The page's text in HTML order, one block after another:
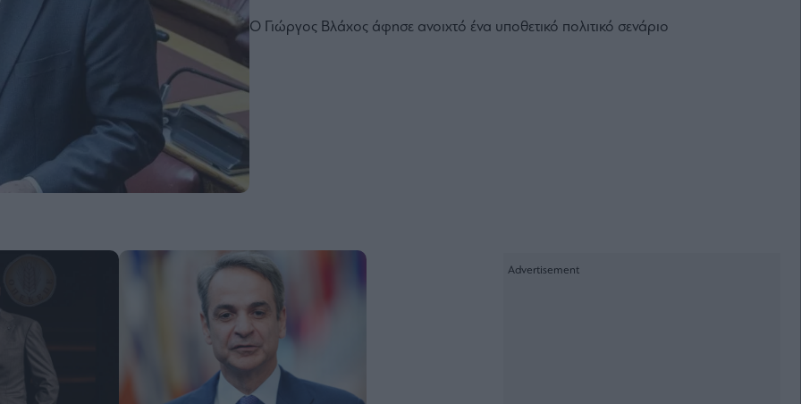
Ο Γιώργος Βλάχος άφησε ανοιχτό ένα υποθετικό πολιτικό σενάριο